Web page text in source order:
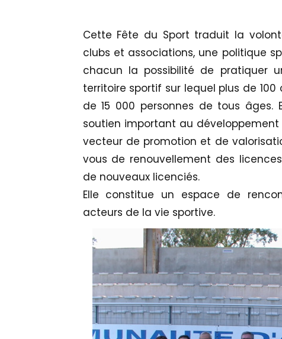
Cette Fête du Sport traduit la
clubs et associations, une politique
chacun la possibilité de pratiquer
territoire sportif sur lequel plus de
de 15 000 personnes de tous âges.
soutien important au
vecteur de promotion et de
vous de renouvellement des
de nouveaux licenciés.
Elle constitue un espace de
acteurs de la vie sportive.